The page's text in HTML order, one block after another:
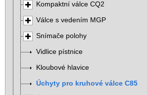
Kompaktní válce CQ2
Válce s vedením MGP
Snímače polohy
Vidlice pístnice
Kloubové hlavice
Úchyty pro kruhové válce C85